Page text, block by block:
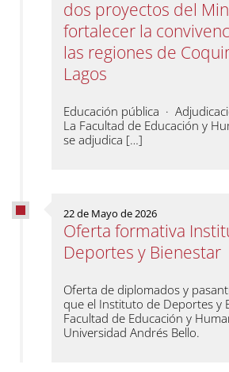
dos proyectos del
fortalecer la
las regiones de
Lagos
Educación pública ·
La Facultad de Educación y
se adjudica […]
22 de Mayo de 2026
Oferta formativa
Deportes y Bienestar
Oferta de diplomados y
que el Instituto de Deportes y
Facultad de Educación y
Universidad Andrés Bello.